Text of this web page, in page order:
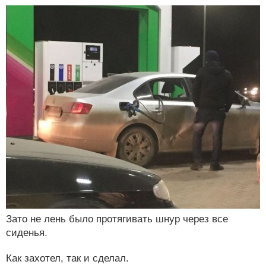
Зато не лень было протягивать шнур через все
сиденья.
Как захотел, так и сделал.